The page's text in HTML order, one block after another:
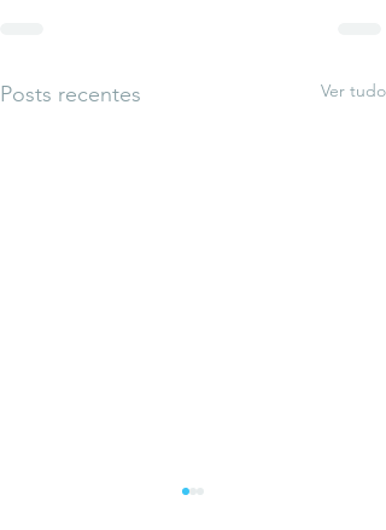
Posts recentes Ver tudo